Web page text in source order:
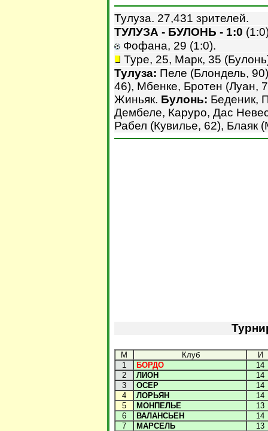
Тулуза. 27,431 зрителей.
ТУЛУЗА - БУЛОНЬ - 1:0
Фофана, 29 (1:0).
Туре, 25, Марк, 35
Тулуза: Пеле (Блондель,
46), Мбенке, Бротен (Луан,
Жиньяк. Булонь: Беденик,
Дембеле, Каруро, Дас
Рабел (Кувилье, 62), Блаяк
М Клуб
И
1
БОРДО
14
2
ЛИОН
14
3
ОСЕР
14
4
ЛОРЬЯН
14
5
МОНПЕЛЬЕ
13
6
ВАЛАНСЬЕН
14
7
МАРСЕЛЬ
13